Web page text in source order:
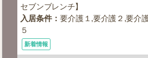
セブンブレンチ】
入居条件：要介護１,要介護２,要介
５
新着情報